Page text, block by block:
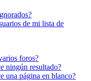
de mi lista de
foros?
ningún resultado?
una página en blanco?